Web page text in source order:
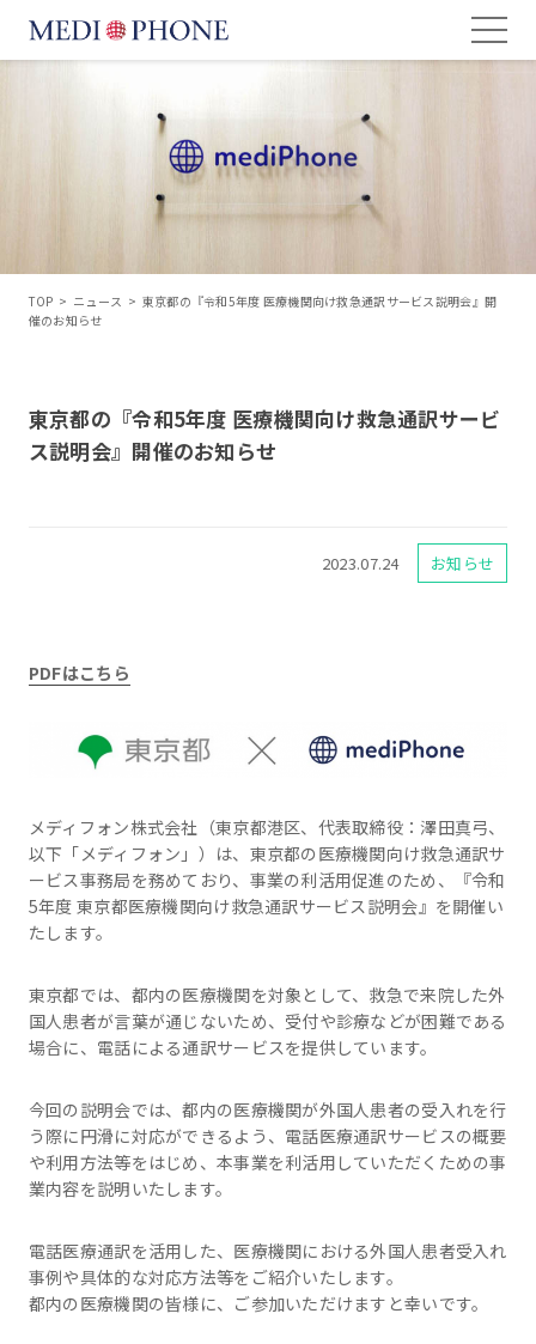
TOP > ニュース > 東京都の『令和5年度 医療機関向け救急通訳サービス説明会』開
催のお知らせ
東京都の『令和5年度 医療機関向け救急通訳サービ
ス説明会』開催のお知らせ
2023.07.24 お知らせ
PDFはこちら
メディフォン株式会社（東京都港区、代表取締役：澤田真弓、
以下「メディフォン」）は、東京都の医療機関向け救急通訳サ
ービス事務局を務めており、事業の利活用促進のため、『令和
5年度 東京都医療機関向け救急通訳サービス説明会』を開催い
たします。
東京都では、都内の医療機関を対象として、救急で来院した外
国人患者が言葉が通じないため、受付や診療などが困難である
場合に、電話による通訳サービスを提供しています。
今回の説明会では、都内の医療機関が外国人患者の受入れを行
う際に円滑に対応ができるよう、電話医療通訳サービスの概要
や利用方法等をはじめ、本事業を利活用していただくための事
業内容を説明いたします。
電話医療通訳を活用した、医療機関における外国人患者受入れ
事例や具体的な対応方法等をご紹介いたします。
都内の医療機関の皆様に、ご参加いただけますと幸いです。